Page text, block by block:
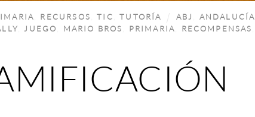
RECURSOS ,TIC ,TUTORÍA ABJ ANDALUCÍA
,JUEGO MARIO BROS PRIMARIA RECOMPENSAS